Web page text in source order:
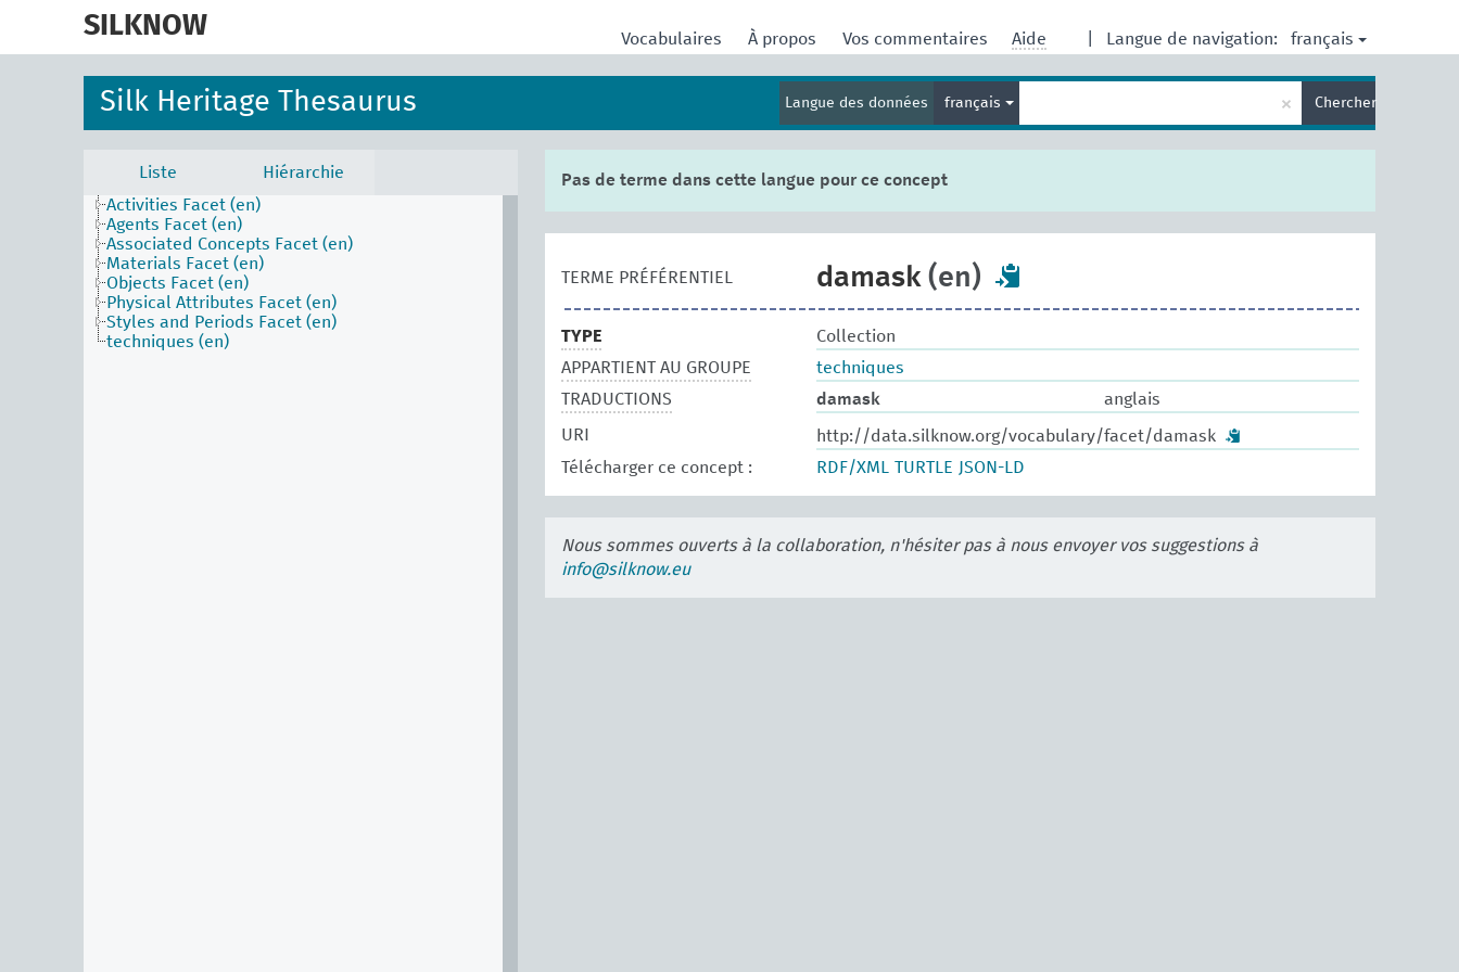
SILKNOW Langue de navigation: français
Vocabulaires À propos Vos commentaires Aide
Silk Heritage Thesaurus Langue des données français
terme
× Chercher
Liste
Hiérarchie
Activities Facet (en)
Agents Facet (en)
Associated Concepts Facet (en)
Materials Facet (en)
Objects Facet (en)
Physical Attributes Facet (en)
Styles and Periods Facet (en)
techniques (en)
Pas de terme dans cette langue pour ce concept
TERME PRÉFÉRENTIEL damask(en)
TYPE
Collection
APPARTIENT AU GROUPE
techniques
TRADUCTIONS
damask anglais
URI
http://data.silknow.org/vocabulary/facet/damask
Télécharger ce concept :
RDF/XML TURTLE JSON-LD
Nous sommes ouverts à la collaboration, n'hésiter pas à nous envoyer vos suggestions à
info@silknow.eu